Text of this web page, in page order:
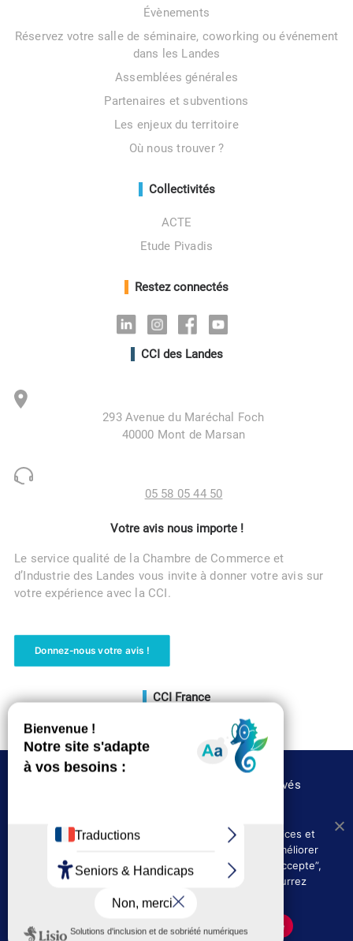
Évènements
Réservez votre salle de séminaire, coworking ou événement
dans les Landes
Assemblées générales
Partenaires et subventions
Les enjeux du territoire
Où nous trouver ?
Collectivités
ACTE
Etude Pivadis
Restez connectés
LinkedinInstagramFacebookYoutube
CCI des Landes
293 Avenue du Maréchal Foch
40000 Mont de Marsan
05 58 05 44 50
Votre avis nous importe !
Le service qualité de la Chambre de Commerce et
d’Industrie des Landes vous invite à donner votre avis sur
votre expérience avec la CCI.
Donnez-nous votre avis !
CCI France
©CCI des Landes 2020 – Tous droits réservés
Où nous trouver
Presse
Politique de confidentialité
Nous utilisons les cookies afin de fournir les services et
fonctionnalités proposés sur notre site et afin d’améliorer
l’expérience de nos utilisateurs. En cliquant sur ”J’accepte”,
vous acceptez l’utilisation des cookies. Vous pourrez
toujours les désactiver ultérieurement.
J'accepte Politique de confidentialité